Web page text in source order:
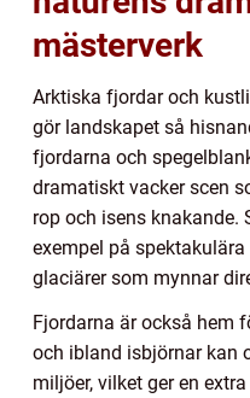
mästerverk
Arktiska fjordar och
gör landskapet så
fjordarna och
dramatiskt vacker scen
rop och isens knakande.
exempel på
glaciärer som mynnar
Fjordarna är också hem
och ibland isbjörnar kan
miljöer, vilket ger en